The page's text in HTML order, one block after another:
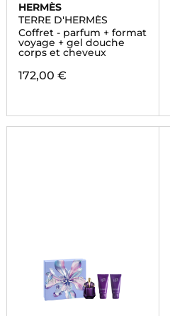
HERMÈS
TERRE D'HERMÈS
Coffret - parfum + format
voyage + gel douche
corps et cheveux
172,00 €